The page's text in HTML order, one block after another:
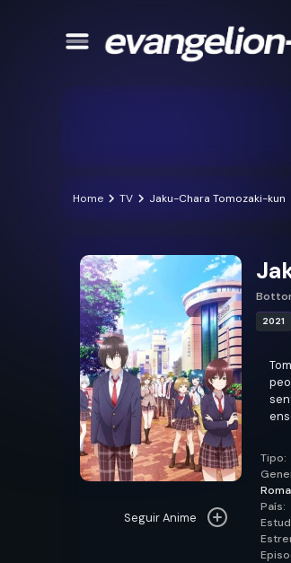
Home TV Jaku-Chara Tomozaki-kun
Seguir Anime
2021
Tipo:
País: